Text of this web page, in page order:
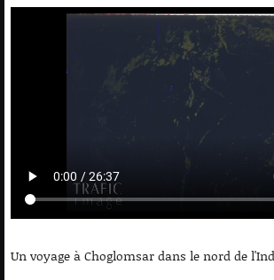
Un voyage à Choglomsar dans le nord de